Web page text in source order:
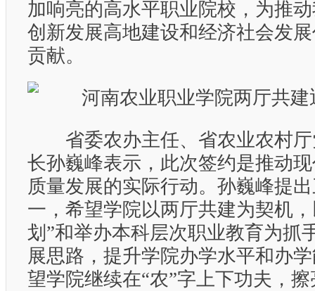
加响亮的高水平职业院校，为推
创新发展高地建设和经济社会发
贡献。
省委农办主任、省农业农村厅
长孙巍峰表示，此次签约是推动
质量发展的实际行动。孙巍峰提
一，希望学院以两厅共建为契机
划”和举办本科层次职业教育为抓
展思路，提升学院办学水平和办
望学院继续在“农”字上下功夫，擦